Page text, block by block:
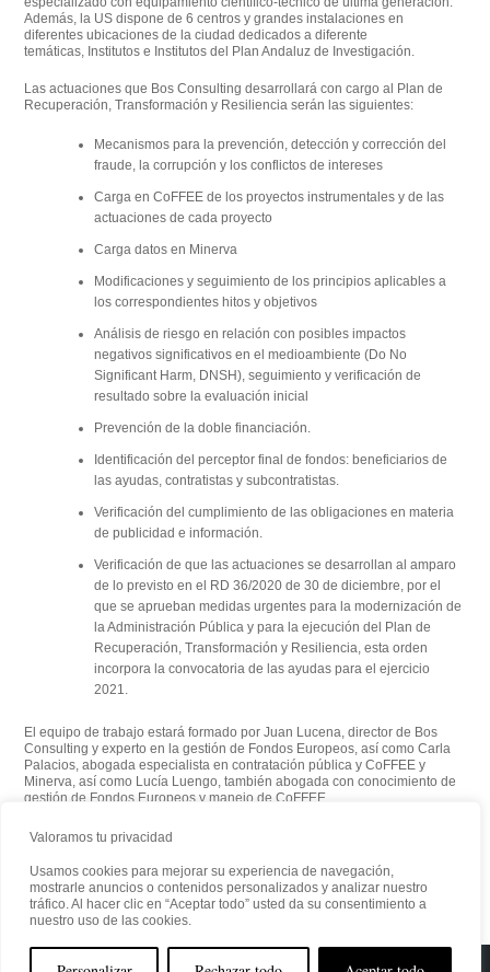
Valoramos tu privacidad
Usamos cookies para mejorar su experiencia de navegación,
mostrarle anuncios o contenidos personalizados y analizar nuestro
tráfico. Al hacer clic en “Aceptar todo” usted da su consentimiento a
nuestro uso de las cookies.
Además, la US dispone de 6 centros y grandes instalaciones en
diferentes ubicaciones de la ciudad dedicados a diferente
temáticas, Institutos e Institutos del Plan Andaluz de Investigación.
Las actuaciones que Bos Consulting desarrollará con cargo al Plan de
Recuperación, Transformación y Resiliencia serán las siguientes:
Mecanismos para la prevención, detección y corrección del
fraude, la corrupción y los conflictos de intereses
Carga en CoFFEE de los proyectos instrumentales y de las
actuaciones de cada proyecto
Carga datos en Minerva
Modificaciones y seguimiento de los principios aplicables a
los correspondientes hitos y objetivos
Análisis de riesgo en relación con posibles impactos
negativos significativos en el medioambiente (Do No
Significant Harm, DNSH), seguimiento y verificación de
resultado sobre la evaluación inicial
Prevención de la doble financiación.
Identificación del perceptor final de fondos: beneficiarios de
las ayudas, contratistas y subcontratistas.
Verificación del cumplimiento de las obligaciones en materia
de publicidad e información.
Verificación de que las actuaciones se desarrollan al amparo
de lo previsto en el
RD 36/2020 de 30 de diciembre, por el
que se aprueban medidas urgentes para la modernización de
la Administración Pública y para la ejecución del
Plan de
Recuperación, Transformación y Resiliencia, esta orden
incorpora la convocatoria de las ayudas para el ejercicio
2021.
El equipo de trabajo estará formado por Juan Lucena, director de Bos
Consulting y experto en la gestión de Fondos Europeos, así como Carla
Palacios, abogada especialista en contratación pública y CoFFEE y
Minerva, así como Lucía Luengo, también abogada con conocimiento de
gestión de Fondos Europeos y manejo de CoFFEE.